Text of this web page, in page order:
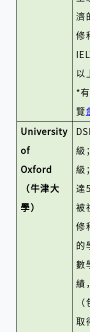
濟
修
以
*
覽
University
of
Oxford
（牛津大
學）
級
級
達
被
修
的
數
績
（
取